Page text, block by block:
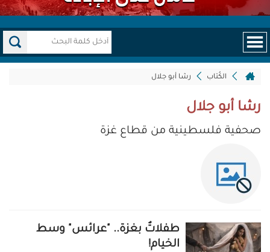
الكُتاب رشا أبو جلال
رشا أبو جلال
صحفية فلسطينية من قطاع غزة
طفلاتٌ بغزة.. "عرائس" وسط
الخيام!